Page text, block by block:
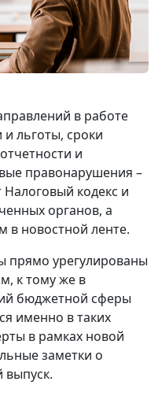
в работе
и льготы, сроки
и
правонарушения –
Налоговый кодекс и
органов, а
в новостной ленте.
прямо урегулированы
к тому же в
бюджетной сферы
именно в таких
в рамках новой
заметки о
выпуск.